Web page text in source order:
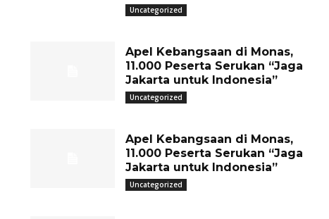
Uncategorized
Apel Kebangsaan di Monas,
11.000 Peserta Serukan “Jaga
Jakarta untuk Indonesia”
Uncategorized
Apel Kebangsaan di Monas,
11.000 Peserta Serukan “Jaga
Jakarta untuk Indonesia”
Uncategorized